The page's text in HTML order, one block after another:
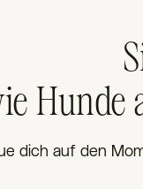
Hunde
dich auf den